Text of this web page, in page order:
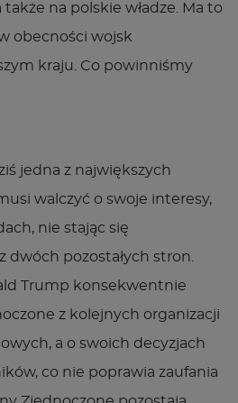
na polskie władze. Ma to
obecności wojsk
kraju. Co powinniśmy
jedna z największych
walczyć o swoje interesy,
nie stając się
dwóch pozostałych stron.
Trump konsekwentnie
z kolejnych organizacji
a o swoich decyzjach
co nie poprawia zaufania